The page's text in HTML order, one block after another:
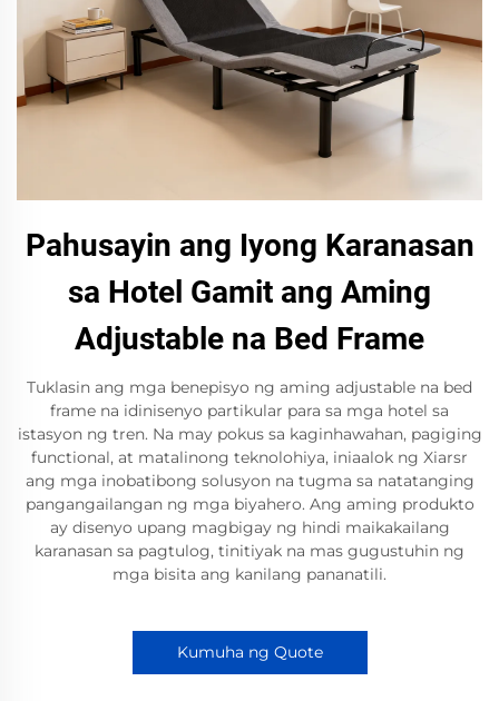
Pahusayin ang Iyong Karanasan
sa Hotel Gamit ang Aming
Adjustable na Bed Frame
Tuklasin ang mga benepisyo ng aming adjustable na bed
frame na idinisenyo partikular para sa mga hotel sa
istasyon ng tren. Na may pokus sa kaginhawahan, pagiging
functional, at matalinong teknolohiya, iniaalok ng Xiarsr
ang mga inobatibong solusyon na tugma sa natatanging
pangangailangan ng mga biyahero. Ang aming produkto
ay disenyo upang magbigay ng hindi maikakailang
karanasan sa pagtulog, tinitiyak na mas gugustuhin ng
mga bisita ang kanilang pananatili.
Kumuha ng Quote